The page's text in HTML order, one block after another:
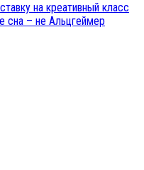
на креативный класс
сна – не Альцгеймер